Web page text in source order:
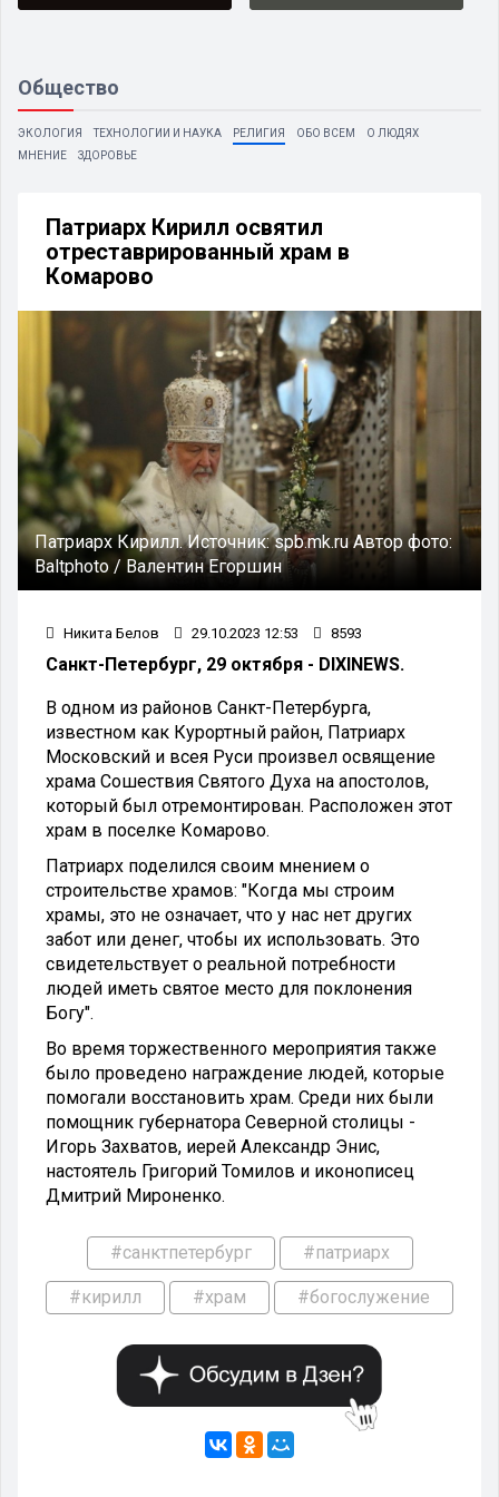
Общество
ЭКОЛОГИЯ ТЕХНОЛОГИИ И НАУКА РЕЛИГИЯ ОБО ВСЕМ
О ЛЮДЯХ
МНЕНИЕ
ЗДОРОВЬЕ
Патриарх Кирилл освятил
отреставрированный храм в
Комарово
Патриарх Кирилл.Источник:spb.mk.ruАвтор фото:
Baltphoto / Валентин Егоршин
Никита Белов 29.10.2023 12:53 8593
Санкт-Петербург, 29 октября - DIXINEWS.
В одном из районов Санкт-Петербурга,
известном как Курортный район, Патриарх
Московский и всея Руси произвел освящение
храма Сошествия Святого Духа на апостолов,
который был отремонтирован. Расположен этот
храм в поселке Комарово.
Патриарх поделился своим мнением о
строительстве храмов: "Когда мы строим
храмы, это не означает, что у нас нет других
забот или денег, чтобы их использовать. Это
свидетельствует о реальной потребности
людей иметь святое место для поклонения
Богу".
Во время торжественного мероприятия также
было проведено награждение людей, которые
помогали восстановить храм. Среди них были
помощник губернатора Северной столицы -
Игорь Захватов, иерей Александр Энис,
настоятель Григорий Томилов и иконописец
Дмитрий Мироненко.
#санктпетербург #патриарх
#кирилл #храм #богослужение